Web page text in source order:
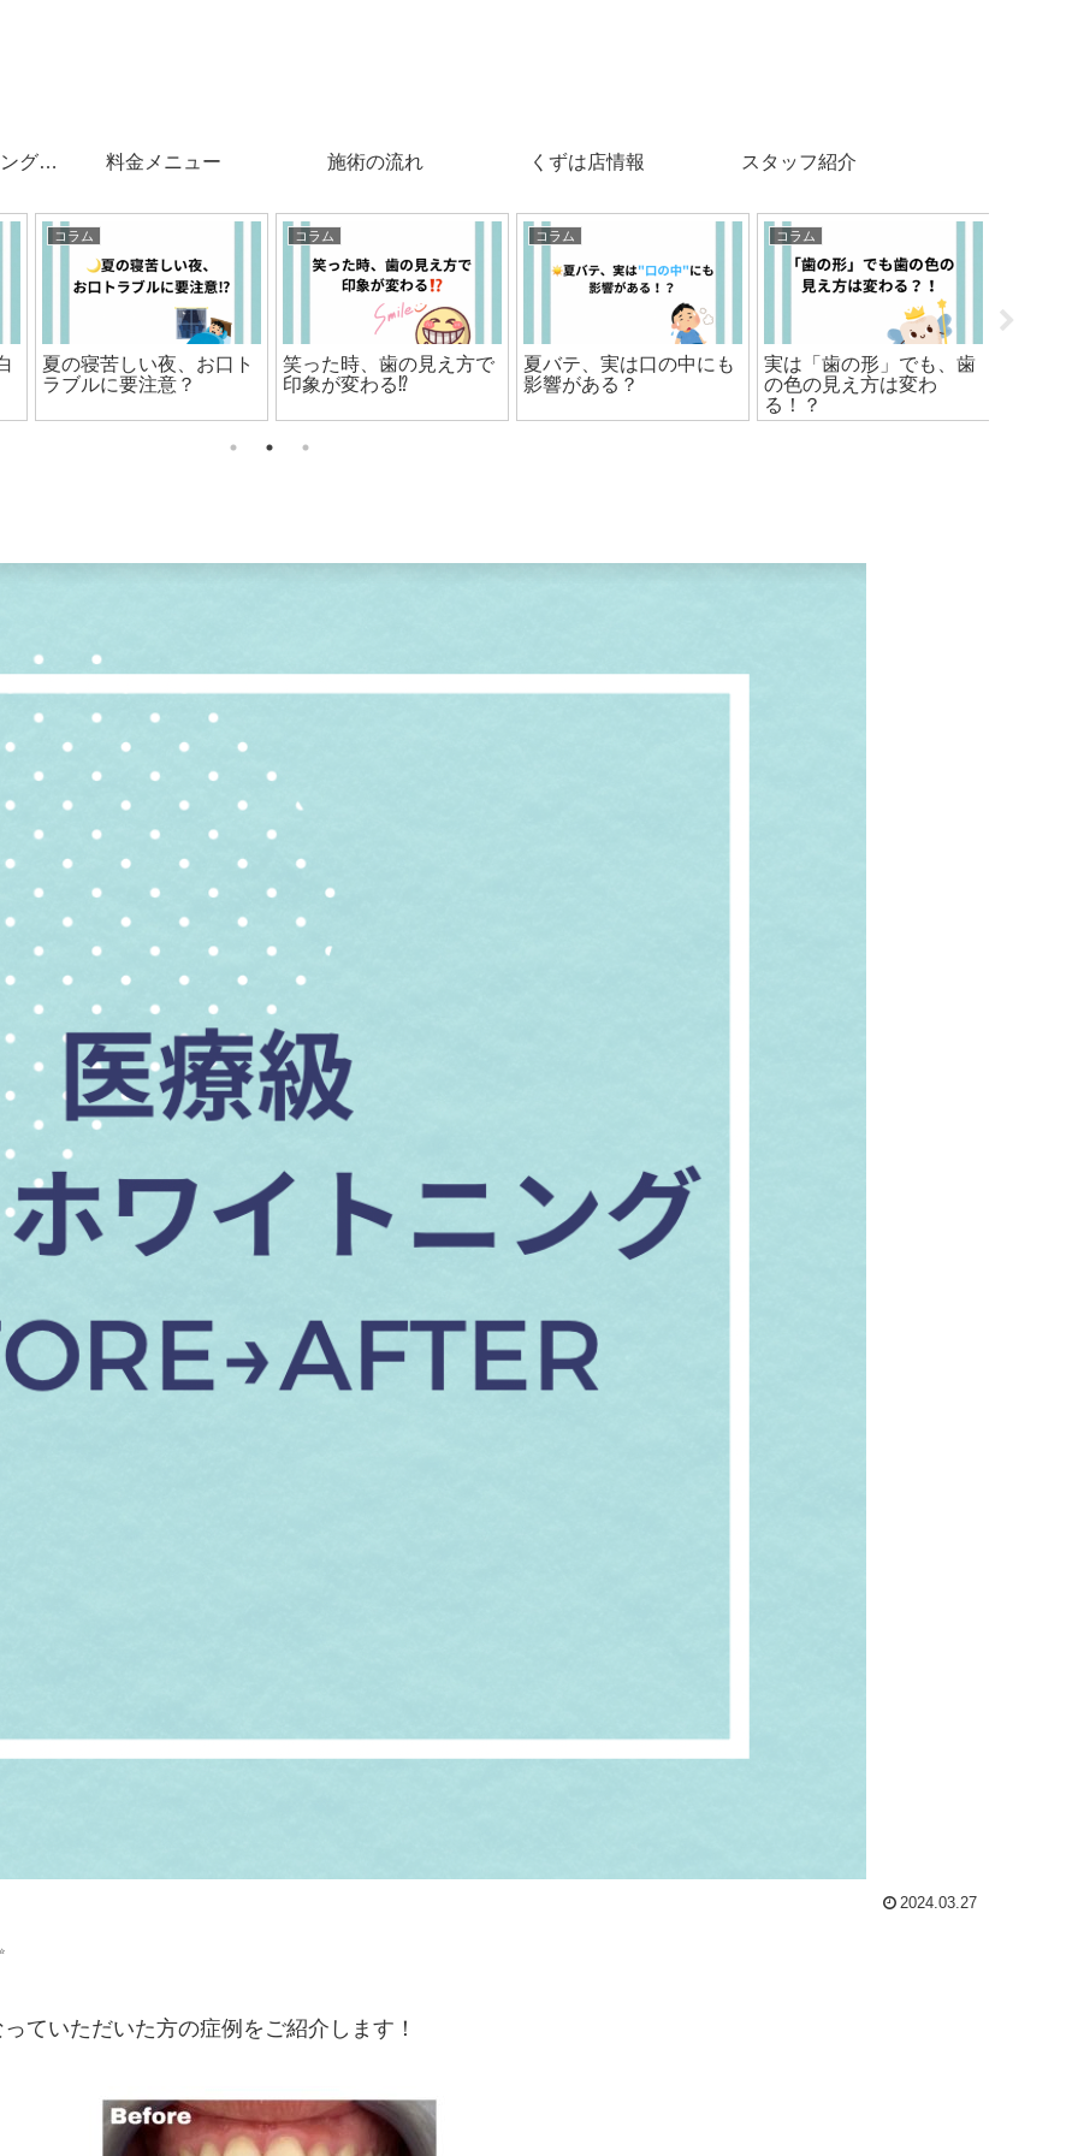
グと 料金メニュー 施術の流れ くずは店情報 スタッフ紹介
コラム
夏の寝苦しい夜、お口ト
ラブルに要注意？
コラム
笑った時、歯の見え方で
印象が変わる⁉️
コラム
夏バテ、実は口の中にも
影響がある？
コラム
実は「歯の形」でも、歯
の色の見え方は変わ
る！？
2024.03.27
ていただいた方の症例をご紹介します！